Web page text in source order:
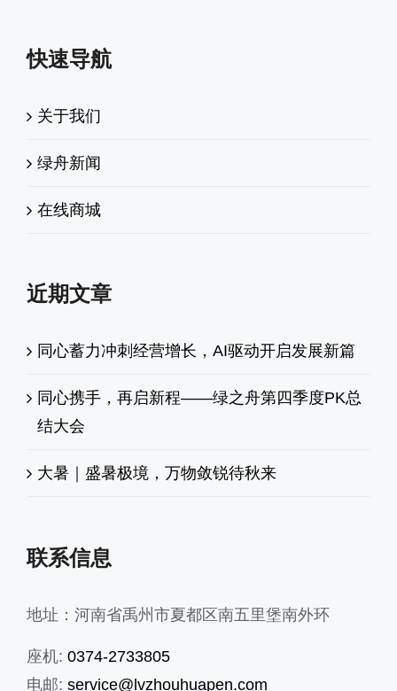
快速导航
关于我们
绿舟新闻
在线商城
近期文章
同心蓄力冲刺经营增长，AI驱动开启发展新篇
同心携手，再启新程——绿之舟第四季度PK总
结大会
大暑｜盛暑极境，万物敛锐待秋来
联系信息
地址：河南省禹州市夏都区南五里堡南外环
座机: 0374-2733805
电邮: service@lvzhouhuapen.com